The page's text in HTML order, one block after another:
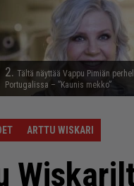
2. Tältä näyttää Vappu Pimiän
Portugalissa – ”Kaunis mekko”
ARTTU WISKARI